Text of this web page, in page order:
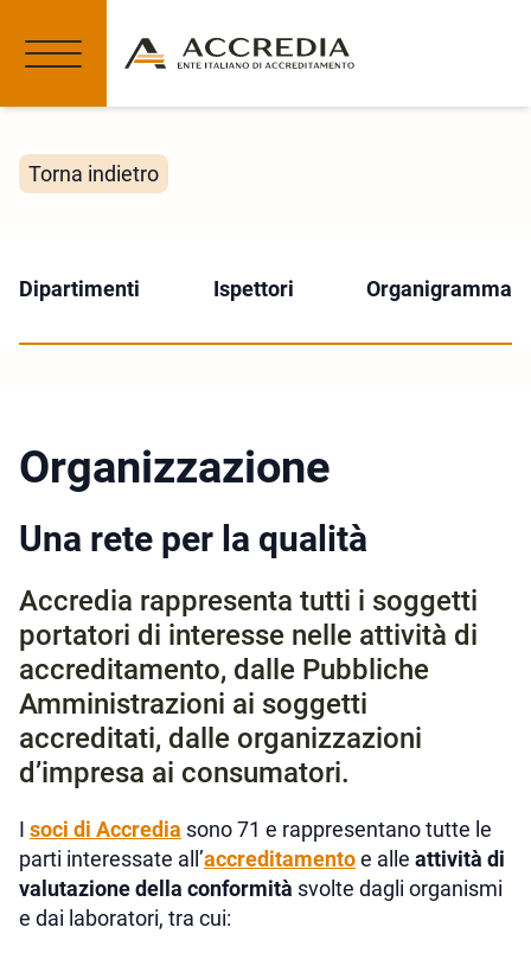
Torna indietro
Dipartimenti Ispettori Organigramma
Organizzazione
Una rete per la qualità
Accredia rappresenta tutti i soggetti
portatori di interesse nelle attività di
accreditamento, dalle Pubbliche
Amministrazioni ai soggetti
accreditati, dalle organizzazioni
d’impresa ai consumatori.
I soci di Accredia sono 71 e rappresentano tutte le
parti interessate all’accreditamentoe alle attività di
valutazione della conformità svolte dagli organismi
e dai laboratori, tra cui: